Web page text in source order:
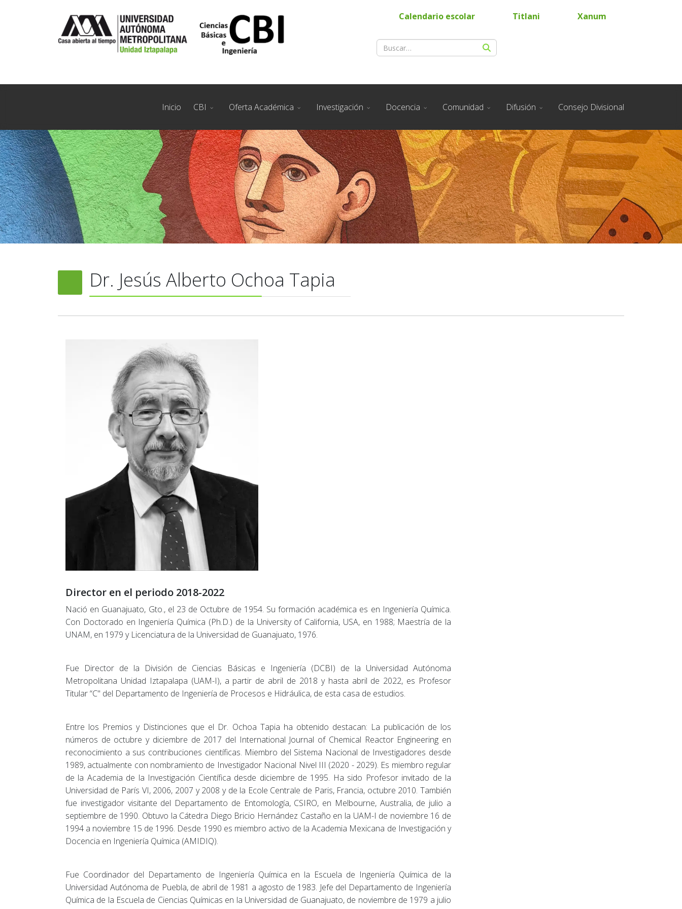
Calendario escolar Titlani Xanum
Inicio CBI Oferta Académica Investigación Docencia Comunidad Difusión Consejo Divisional
Dr. Jesús Alberto Ochoa Tapia
Director en el periodo 2018-2022
Nació en Guanajuato, Gto., el 23 de Octubre de 1954. Su formación académica es en Ingeniería Química.
Con Doctorado en Ingeniería Química (Ph.D.) de la University of California, USA, en 1988; Maestría de la
UNAM, en 1979 y Licenciatura de la Universidad de Guanajuato, 1976.
Fue Director de la División de Ciencias Básicas e Ingeniería (DCBI) de la Universidad Autónoma
Metropolitana Unidad Iztapalapa (UAM-I), a partir de abril de 2018 y hasta abril de 2022, es Profesor
Titular “C" del Departamento de Ingeniería de Procesos e Hidráulica, de esta casa de estudios.
Entre los Premios y Distinciones que el Dr. Ochoa Tapia ha obtenido destacan: La publicación de los
números de octubre y diciembre de 2017 del International Journal of Chemical Reactor Engineering en
reconocimiento a sus contribuciones científicas. Miembro del Sistema Nacional de Investigadores desde
1989, actualmente con nombramiento de Investigador Nacional Nivel III (2020 - 2029). Es miembro regular
de la Academia de la Investigación Científica desde diciembre de 1995. Ha sido Profesor invitado de la
Universidad de París VI, 2006, 2007 y 2008 y de la Ecole Centrale de Paris, Francia, octubre 2010. También
fue investigador visitante del Departamento de Entomología, CSIRO, en Melbourne, Australia, de julio a
septiembre de 1990. Obtuvo la Cátedra Diego Bricio Hernández Castaño en la UAM-I de noviembre 16 de
1994 a noviembre 15 de 1996. Desde 1990 es miembro activo de la Academia Mexicana de Investigación y
Docencia en Ingeniería Química (AMIDIQ).
Fue Coordinador del Departamento de Ingeniería Química en la Escuela de Ingeniería Química de la
Universidad Autónoma de Puebla, de abril de 1981 a agosto de 1983. Jefe del Departamento de Ingeniería
Química de la Escuela de Ciencias Químicas en la Universidad de Guanajuato, de noviembre de 1979 a julio